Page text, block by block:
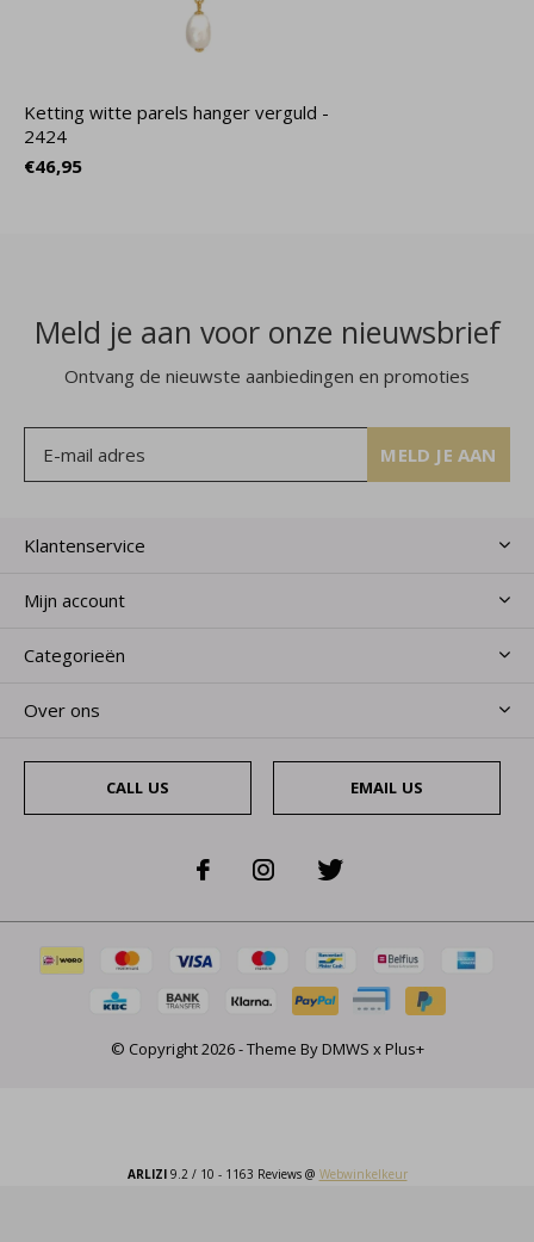
Ketting witte parels hanger verguld -
2424
€46,95
Meld je aan voor onze nieuwsbrief
Ontvang de nieuwste aanbiedingen en promoties
MELD JE AAN
Klantenservice
Mijn account
Categorieën
Over ons
CALL US EMAIL US
© Copyright2026- Theme ByDMWS xPlus+
ARLIZI9.2/ 10 - 1163 Reviews @ Webwinkelkeur